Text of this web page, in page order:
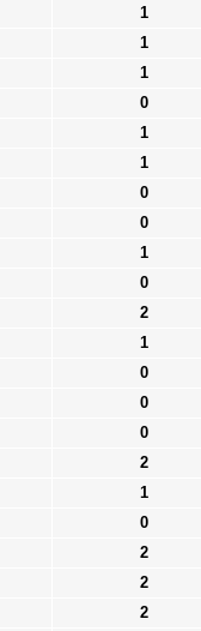
1
1
1
0
1
1
0
0
1
0
2
1
0
0
0
2
1
0
2
2
2